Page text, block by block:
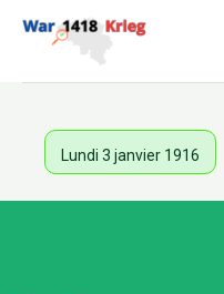
Lundi 3 janvier 1916